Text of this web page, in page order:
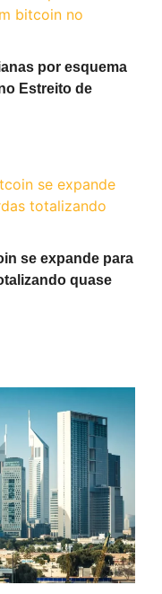
por esquema
Estreito de
se expande para
quase